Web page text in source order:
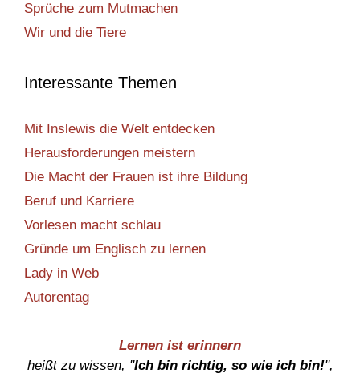
Sprüche zum Mutmachen
Wir und die Tiere
Interessante Themen
Mit Inslewis die Welt entdecken
Herausforderungen meistern
Die Macht der Frauen ist ihre Bildung
Beruf und Karriere
Vorlesen macht schlau
Gründe um Englisch zu lernen
Lady in Web
Autorentag
Lernen ist erinnern
heißt zu wissen, "Ich bin richtig, so wie ich bin!",